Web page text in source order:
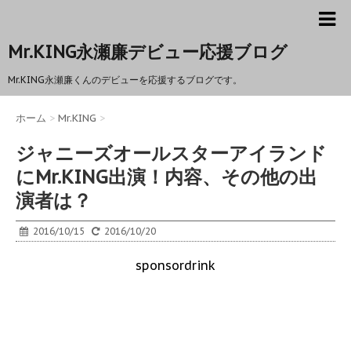
Mr.KING永瀬廉デビュー応援ブログ
Mr.KING永瀬廉くんのデビューを応援するブログです。
ホーム > Mr.KING >
ジャニーズオールスターアイランド
にMr.KING出演！内容、その他の出
演者は？
2016/10/15 2016/10/20
sponsordrink